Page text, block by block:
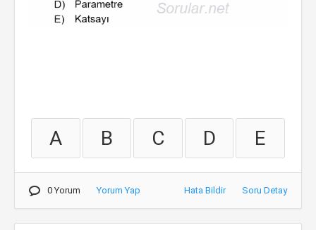
A B C D E
0 Yorum Yorum Yap Hata Bildir Soru Detay